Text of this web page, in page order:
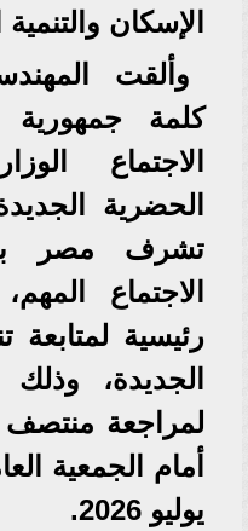
الإسكان
وألقت
كلمة جمهورية
الاجتماع
الحضرية
تشرف مصر
الاجتماع
رئيسية لمتابعة
الجديدة،
لمراجعة منتصف
أمام الجمعية
يوليو 2026.